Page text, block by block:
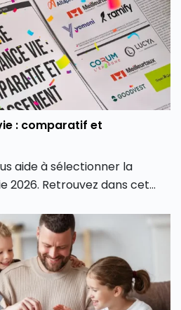
: comparatif et
aide à sélectionner la
2026. Retrouvez dans cet
de différents critères, afin
d’investisseurs.